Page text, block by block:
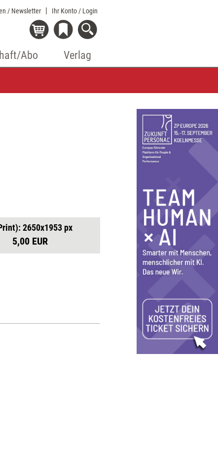
/ Newsletter Ihr Konto / Login
Abo Verlag
2650x1953 px
5,00 EUR